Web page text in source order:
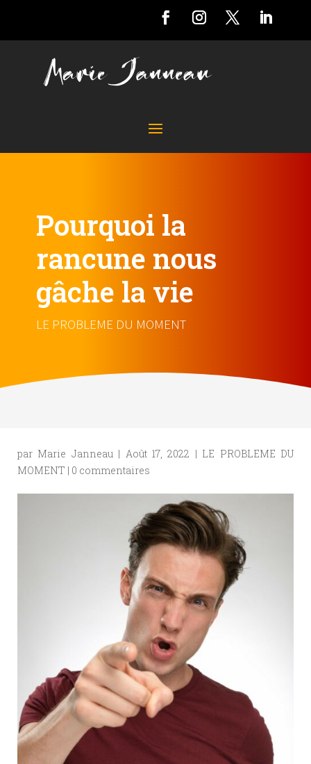
Pourquoi la
rancune nous
gâche la vie
LE PROBLEME DU MOMENT
par Marie Janneau| Août 17, 2022 | LE PROBLEME DU
MOMENT | 0 commentaires